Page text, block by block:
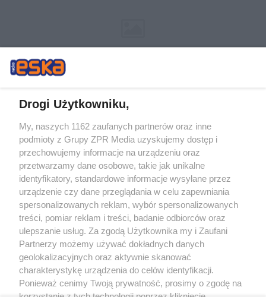
Żaden utwór zamieszczony w serwisie nie może być powielany i
rozpowszechniany lub dalej rozpowszechniany w jakikolwiek sposób (w
tym także elektroniczny lub mechaniczny) na jakimkolwiek polu
eksploatacji w jakiejkolwiek formie, włącznie z umieszczaniem w Internecie
bez pisemnej zgody właściciela praw. Jakiekolwiek użycie lub
wykorzystanie utworów w całości lub w części z naruszeniem prawa, tzn.
bez właściwej zgody, jest zabronione pod groźbą kary i może być ścigane
prawnie.
O nas
Drogi Użytkowniku,
My, naszych 1162 zaufanych partnerów oraz inne
podmioty z Grupy ZPR Media uzyskujemy dostęp i
przechowujemy informacje na urządzeniu oraz
przetwarzamy dane osobowe, takie jak unikalne
identyfikatory, standardowe informacje wysyłane przez
urządzenie czy dane przeglądania w celu zapewniania
spersonalizowanych reklam, wybór spersonalizowanych
treści, pomiar reklam i treści, badanie odbiorców oraz
ulepszanie usług. Za zgodą Użytkownika my i Zaufani
Partnerzy możemy używać dokładnych danych
geolokalizacyjnych oraz aktywnie skanować
charakterystykę urządzenia do celów identyfikacji.
Ponieważ cenimy Twoją prywatność, prosimy o zgodę na
korzystanie z tych technologii poprzez kliknięcie